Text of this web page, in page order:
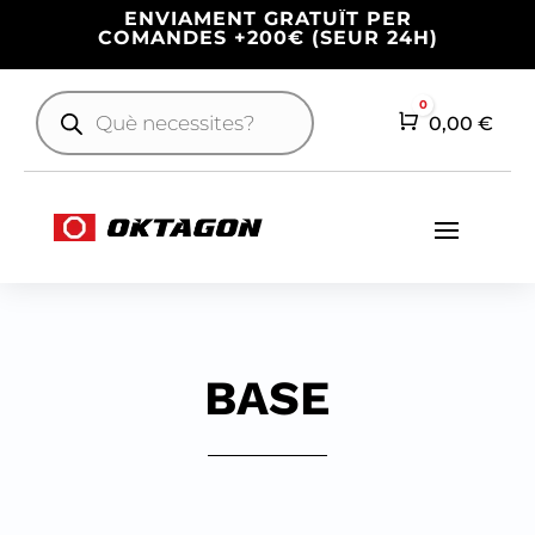
ENVIAMENT GRATUÏT PER
COMANDES +200€ (SEUR 24H)
Products
search Cart
0
0,00 €
BASE